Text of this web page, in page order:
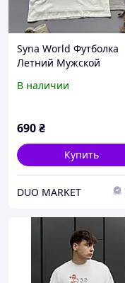
Syna World Футболка
Летний Мужской
Стильная Брендовая
В наличии
690₴
Купить
DUO MARKET